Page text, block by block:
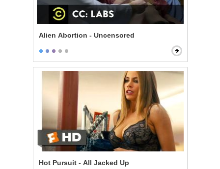
Alien Abortion - Uncensored
Hot Pursuit - All Jacked Up